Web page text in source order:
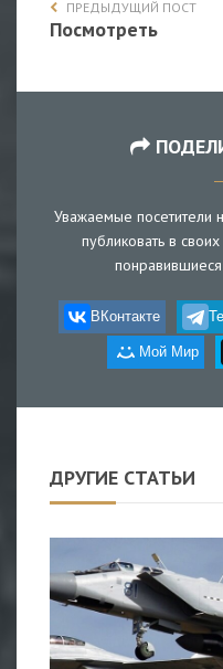
ПРЕДЫДУЩИЙ ПОСТ
Посмотреть
Уважаемые посетители
публиковать в
ВКонтакте
Мой Мир
ДРУГИЕ СТАТЬИ